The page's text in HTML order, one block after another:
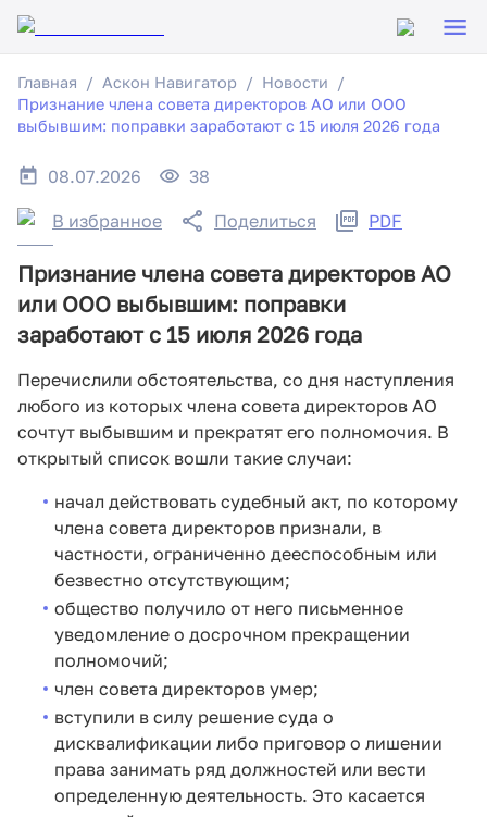
Главная Аскон Навигатор
Новости
Признание члена совета директоров АО или ООО
выбывшим: поправки заработают с 15 июля 2026 года
08.07.2026 38
В избранное Поделиться PDF
Признание члена совета директоров АО
или ООО выбывшим: поправки
заработают с 15 июля 2026 года
Перечислили обстоятельства, со дня наступления
любого из которых члена совета директоров АО
сочтут выбывшим и прекратят его полномочия. В
открытый список вошли такие случаи:
начал действовать судебный акт, по которому
члена совета директоров признали, в
частности, ограниченно дееспособным или
безвестно отсутствующим;
общество получило от него письменное
уведомление о досрочном прекращении
полномочий;
член совета директоров умер;
вступили в силу решение суда о
дисквалификации либо приговор о лишении
права занимать ряд должностей или вести
определенную деятельность. Это касается